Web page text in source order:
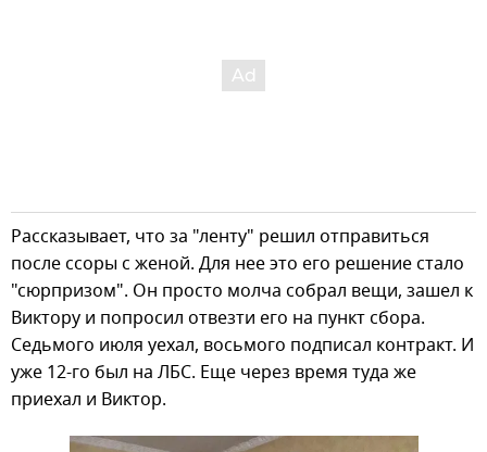
Рассказывает, что за "ленту" решил отправиться
после ссоры с женой. Для нее это его решение стало
"сюрпризом". Он просто молча собрал вещи, зашел к
Виктору и попросил отвезти его на пункт сбора.
Седьмого июля уехал, восьмого подписал контракт. И
уже 12-го был на ЛБС. Еще через время туда же
приехал и Виктор.